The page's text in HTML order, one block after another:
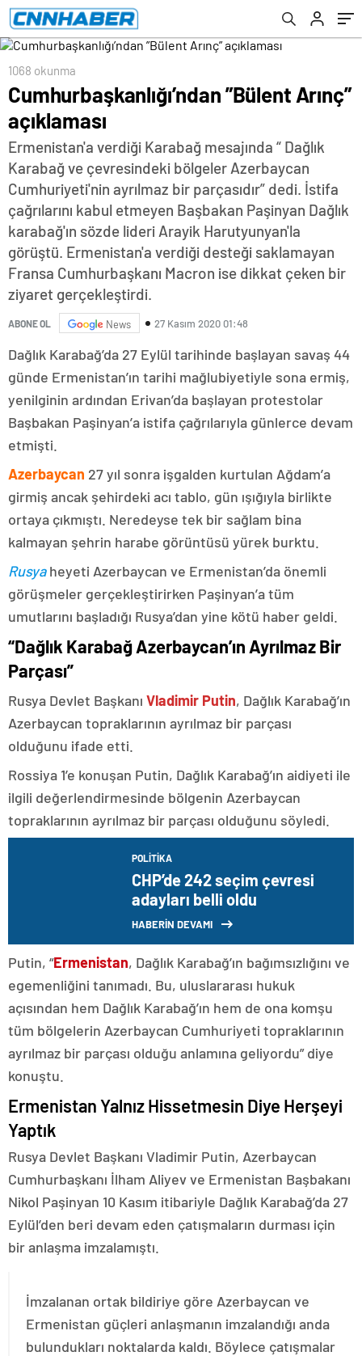
1068 okunma
Cumhurbaşkanlığı’ndan ”Bülent Arınç”
açıklaması
Ermenistan'a verdiği Karabağ mesajında “ Dağlık
Karabağ ve çevresindeki bölgeler Azerbaycan
Cumhuriyeti'nin ayrılmaz bir parçasıdır” dedi. İstifa
çağrılarını kabul etmeyen Başbakan Paşinyan Dağlık
karabağ'ın sözde lideri Arayik Harutyunyan'la
görüştü. Ermenistan'a verdiği desteği saklamayan
Fransa Cumhurbaşkanı Macron ise dikkat çeken bir
ziyaret gerçekleştirdi.
ABONE OL News 27 Kasım 2020 01:48
Dağlık Karabağ’da 27 Eylül tarihinde başlayan savaş 44
günde Ermenistan’ın tarihi mağlubiyetiyle sona ermiş,
yenilginin ardından Erivan’da başlayan protestolar
Başbakan Paşinyan’a istifa çağrılarıyla günlerce devam
etmişti.
Azerbaycan 27 yıl sonra işgalden kurtulan Ağdam’a
girmiş ancak şehirdeki acı tablo, gün ışığıyla birlikte
ortaya çıkmıştı. Neredeyse tek bir sağlam bina
kalmayan şehrin harabe görüntüsü yürek burktu.
Rusyaheyeti Azerbaycan ve Ermenistan’da önemli
görüşmeler gerçekleştirirken Paşinyan’a tüm
umutlarını başladığı Rusya’dan yine kötü haber geldi.
“Dağlık Karabağ Azerbaycan’ın Ayrılmaz Bir
Parçası”
Rusya Devlet Başkanı Vladimir Putin, Dağlık Karabağ’ın
Azerbaycan topraklarının ayrılmaz bir parçası
olduğunu ifade etti.
Rossiya 1’e konuşan Putin, Dağlık Karabağ’ın aidiyeti ile
ilgili değerlendirmesinde bölgenin Azerbaycan
topraklarının ayrılmaz bir parçası olduğunu söyledi.
POLITIKA
CHP’de 242 seçim çevresi
adayları belli oldu
HABERİN DEVAMI
Putin, “Ermenistan, Dağlık Karabağ’ın bağımsızlığını ve
egemenliğini tanımadı. Bu, uluslararası hukuk
açısından hem Dağlık Karabağ’ın hem de ona komşu
tüm bölgelerin Azerbaycan Cumhuriyeti topraklarının
ayrılmaz bir parçası olduğu anlamına geliyordu” diye
konuştu.
Ermenistan Yalnız Hissetmesin Diye Herşeyi
Yaptık
Rusya Devlet Başkanı Vladimir Putin, Azerbaycan
Cumhurbaşkanı İlham Aliyev ve Ermenistan Başbakanı
Nikol Paşinyan 10 Kasım itibariyle Dağlık Karabağ’da 27
Eylül’den beri devam eden çatışmaların durması için
bir anlaşma imzalamıştı.
İmzalanan ortak bildiriye göre Azerbaycan ve
Ermenistan güçleri anlaşmanın imzalandığı anda
bulundukları noktalarda kaldı. Böylece çatışmalar